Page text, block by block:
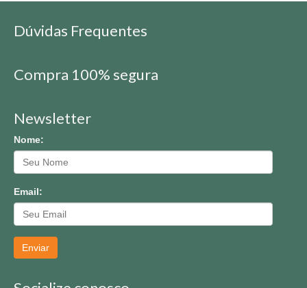
Dúvidas Frequentes
Compra 100% segura
Newsletter
Nome:
Email:
Enviar